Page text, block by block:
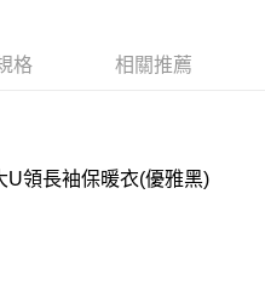
運費
格 相關推薦
U領長袖保暖衣(優雅黑)